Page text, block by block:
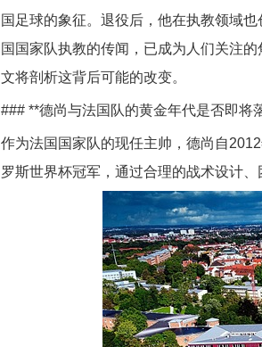
国足球的象征。退役后，他在执教领域
国国家队执教的传闻，已成为人们关注
文将剖析这背后可能的改变。
### **德尚与法国队的黄金年代是否即将
作为法国国家队的现任主帅，德尚自
罗斯世界杯冠军，通过合理的战术设计